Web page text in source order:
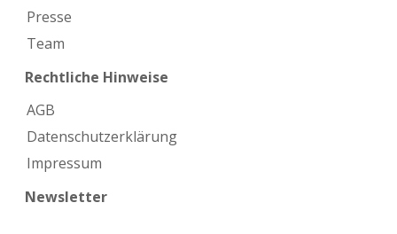
Presse
Team
Rechtliche Hinweise
AGB
Datenschutzerklärung
Impressum
Newsletter